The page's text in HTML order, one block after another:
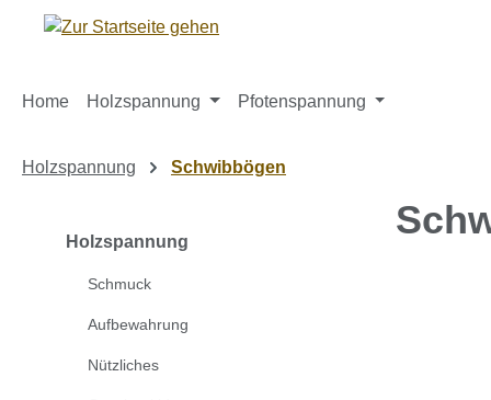
Hauptinhalt springen
Zur Suche springen
Zur Hauptnavigation springen
Home Holzspannung Pfotenspannung
Holzspannung Schwibbögen
Holzspannung
Schmuck
Aufbewahrung
Nützliches